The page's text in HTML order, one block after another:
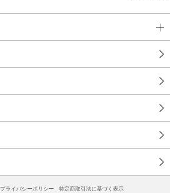
プライバシーポリシー 特定商取引法に基づく表示